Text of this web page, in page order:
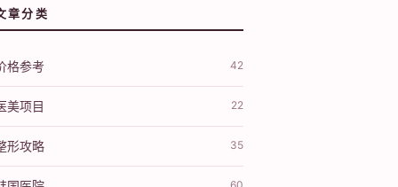
章分类
格参考 42
美项目 22
形攻略 35
60